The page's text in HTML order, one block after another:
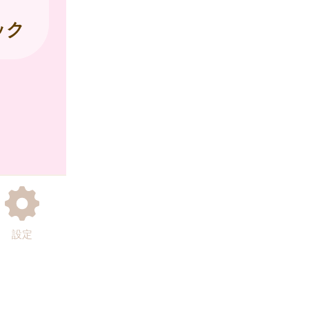
設定